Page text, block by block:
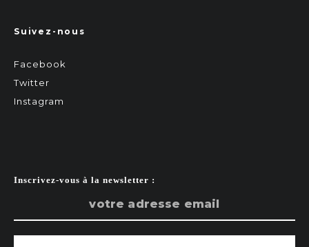
Suivez-nous
Facebook
Twitter
Instagram
Inscrivez-vous à la newsletter :